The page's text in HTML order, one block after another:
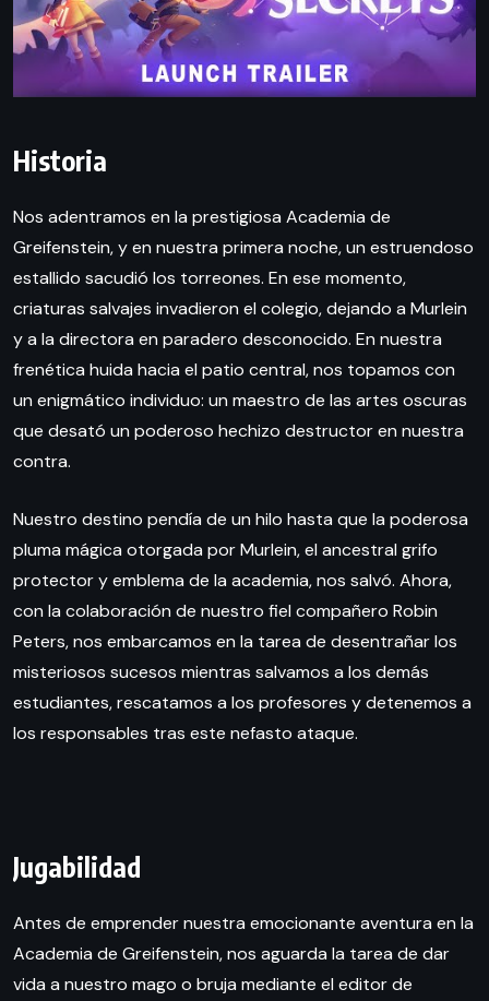
Historia
Nos adentramos en la prestigiosa Academia de
Greifenstein, y en nuestra primera noche, un estruendoso
estallido sacudió los torreones. En ese momento,
criaturas salvajes invadieron el colegio, dejando a Murlein
y a la directora en paradero desconocido. En nuestra
frenética huida hacia el patio central, nos topamos con
un enigmático individuo: un maestro de las artes oscuras
que desató un poderoso hechizo destructor en nuestra
contra.
Nuestro destino pendía de un hilo hasta que la poderosa
pluma mágica otorgada por Murlein, el ancestral grifo
protector y emblema de la academia, nos salvó. Ahora,
con la colaboración de nuestro fiel compañero Robin
Peters, nos embarcamos en la tarea de desentrañar los
misteriosos sucesos mientras salvamos a los demás
estudiantes, rescatamos a los profesores y detenemos a
los responsables tras este nefasto ataque.
Jugabilidad
Antes de emprender nuestra emocionante aventura en la
Academia de Greifenstein, nos aguarda la tarea de dar
vida a nuestro mago o bruja mediante el editor de